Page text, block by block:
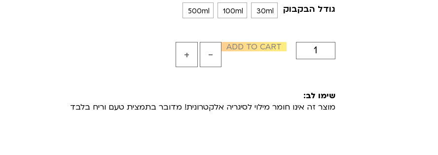
גודל הבקבוק 30ml
100ml
500ml
-
+
ADD TO CART
שימו לב:
מוצר זה אינו חומר מילוי לסיגריה אלקטרונית! מדובר בתמצית טעם וריח בלבד